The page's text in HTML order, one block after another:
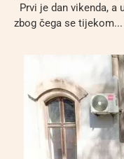
Prvi je dan vikenda, a
zbog čega se tijekom...